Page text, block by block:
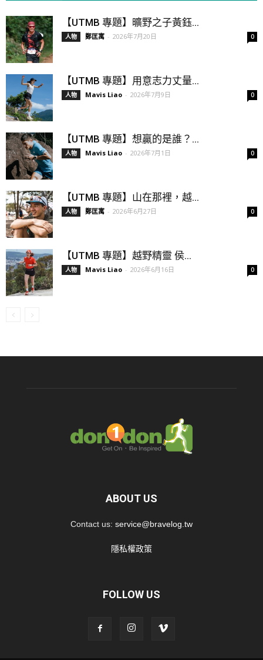
【UTMB 專題】曠野之子黃鈺...
人物 鄭匡寓 - 2026年7月20日 0
【UTMB 專題】用意志力丈量...
人物 Mavis Liao - 2026年7月9日 0
【UTMB 專題】想贏的是誰？...
人物 Mavis Liao - 2026年7月1日 0
【UTMB 專題】山在那裡，越...
人物 鄭匡寓 - 2026年6月27日 0
【UTMB 專題】越野精靈 侯...
人物 Mavis Liao - 2026年6月16日 0
ABOUT US
Contact us: service@bravelog.tw
隱私權政策
FOLLOW US